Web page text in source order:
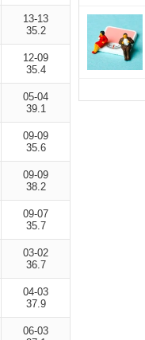
13-13
35.2
12-09
35.4
05-04
39.1
09-09
35.6
09-09
38.2
09-07
35.7
03-02
36.7
04-03
37.9
06-03